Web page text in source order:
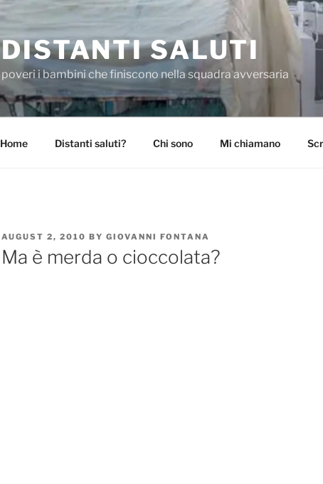
DISTANTI SALUTI
poveri i bambini che finiscono nella squadra avversaria
Home Distanti saluti? Chi sono Mi chiamano
POSTED
ON
AUGUST 2, 2010 BY GIOVANNI FONTANA
Ma è merda o cioccolata?